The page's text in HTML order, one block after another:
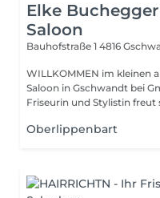
Elke
Saloon
Bauhofstraße 1 4816
WILLKOMMEN im kleinen
Saloon in Gschwandt bei Gmunden. Als
Friseurin und Stylistin freut
Oberlippenbart